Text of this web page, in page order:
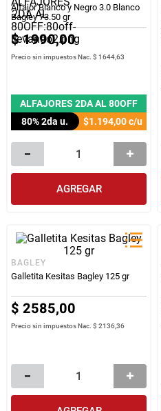
Alfajor Blanco y Negro 3.0 Blanco
Bagley 73.50 gr
$1990,00
Precio sin impuestos Nac.$ 1644,63
ALFAJORES 2DA AL 80OFF
80% 2da u.
$1.194,00c/u
AGREGAR
BAGLEY
Galletita Kesitas Bagley 125 gr
$ 2585,00
Precio sin impuestos Nac.$ 2136,36